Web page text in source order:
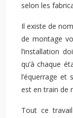
selon les
Il existe de
de montage
l’installation
qu’à chaque
l’équerrage et
est en train de
Tout ce